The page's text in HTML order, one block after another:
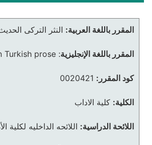
المقرر باللغة العربية: النثر التركى
المقرر باللغة الإنجليزية:
Turkish prose
كود المقرر: 0020421
الكلية: كلية الاداب
اللائحة الدراسية: اللائحه الداخليه لكلية